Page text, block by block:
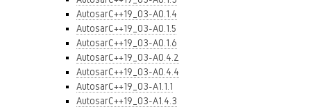
AutosarC++19_03-A0.1.4
AutosarC++19_03-A0.1.5
AutosarC++19_03-A0.1.6
AutosarC++19_03-A0.4.2
AutosarC++19_03-A0.4.4
AutosarC++19_03-A1.1.1
AutosarC++19_03-A1.4.3